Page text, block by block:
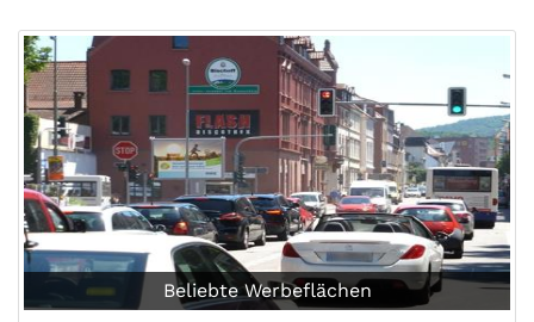
Beliebte Werbeflächen